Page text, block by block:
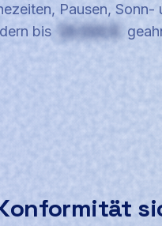
Pausen, Sonn-
bis
30.000 €